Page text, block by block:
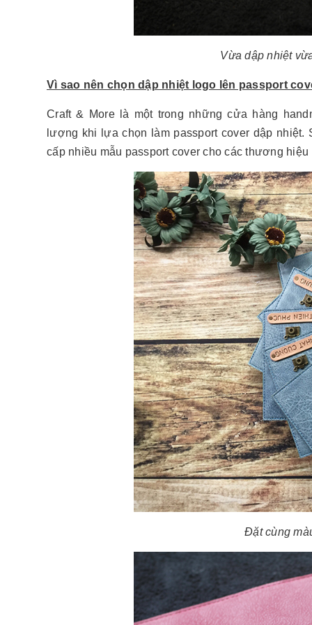
Vừa dập nhiệt
Vì sao nên chọn dập nhiệt logo lên passport
Craft & More là một trong những cửa hàng
lượng khi lựa chọn làm passport cover dập
cấp nhiều mẫu passport cover cho các thương
Đặt cùng